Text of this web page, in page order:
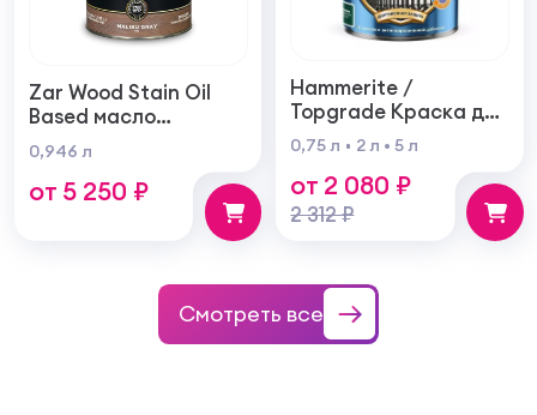
Zar Wood Stain Oil
Based масло
тонирующая по
дереву
0,946 л
от 5 250 ₽
Hammerite /
Topgrade Краска для
металла с
молотковым
эффектом
0,75 л 2 л 5 л
от 2 080 ₽
2 312 ₽
Смотреть все